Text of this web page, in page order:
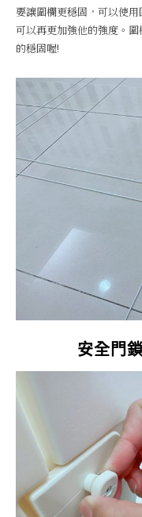
要讓圍欄更穩固，可以使
可以再更加強他的強度。
的穩固喔!
安全門